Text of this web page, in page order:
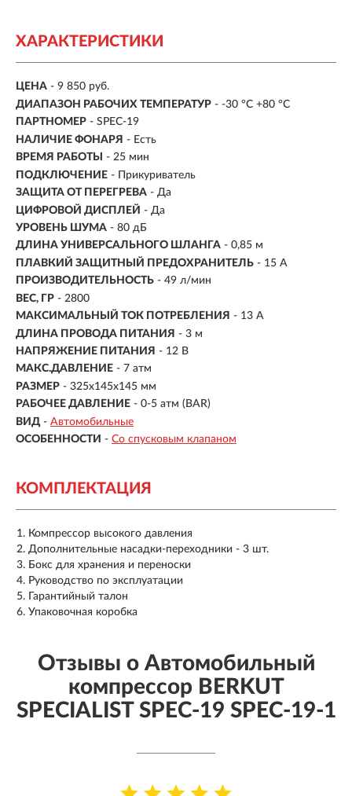
ХАРАКТЕРИСТИКИ
ЦЕНА - 9 850 руб.
ДИАПАЗОН РАБОЧИХ ТЕМПЕРАТУР - -30 °C +80 °C
ПАРТНОМЕР - SPEC-19
НАЛИЧИЕ ФОНАРЯ - Есть
ВРЕМЯ РАБОТЫ
- 25 мин
ПОДКЛЮЧЕНИЕ - Прикуриватель
ЗАЩИТА ОТ ПЕРЕГРЕВА - Да
ЦИФРОВОЙ ДИСПЛЕЙ - Да
УРОВЕНЬ ШУМА - 80 дБ
ДЛИНА УНИВЕРСАЛЬНОГО ШЛАНГА - 0,85 м
ПЛАВКИЙ ЗАЩИТНЫЙ ПРЕДОХРАНИТЕЛЬ - 15 A
ПРОИЗВОДИТЕЛЬНОСТЬ - 49 л/мин
ВЕС, ГР - 2800
МАКСИМАЛЬНЫЙ ТОК ПОТРЕБЛЕНИЯ - 13 A
ДЛИНА ПРОВОДА ПИТАНИЯ - 3 м
НАПРЯЖЕНИЕ ПИТАНИЯ - 12 В
МАКС.ДАВЛЕНИЕ - 7 атм
РАЗМЕР - 325x145x145 мм
РАБОЧЕЕ ДАВЛЕНИЕ - 0-5 атм (BAR)
ВИД - Автомобильные
ОСОБЕННОСТИ - Со спусковым клапаном
КОМПЛЕКТАЦИЯ
Компрессор высокого давления
Дополнительные насадки-переходники - 3 шт.
Бокс для хранения и переноски
Руководство по эксплуатации
Гарантийный талон
Упаковочная коробка
Отзывы о Автомобильный
компрессор BERKUT
SPECIALIST SPEC-19 SPEC-19-1